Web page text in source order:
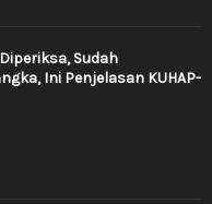
Sudah
Ini Penjelasan KUHAP-